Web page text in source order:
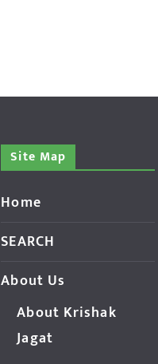
Site Map
Home
SEARCH
About Us
About Krishak
Jagat